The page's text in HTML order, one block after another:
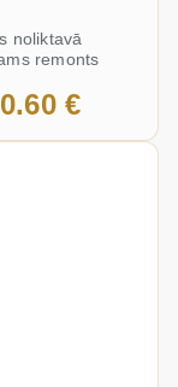
noliktavā
remonts
€